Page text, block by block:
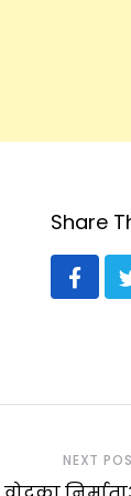
Share
NEXT